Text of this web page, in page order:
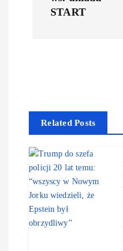
START
Related Posts